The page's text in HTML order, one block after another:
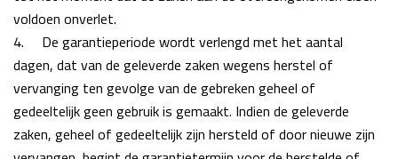
voldoen onverlet.
4.
De garantieperiode wordt verlengd met het aantal
dagen, dat van de geleverde zaken wegens herstel of
vervanging ten gevolge van de gebreken geheel of
gedeeltelijk geen gebruik is gemaakt. Indien de geleverde
zaken, geheel of gedeeltelijk zijn hersteld of door nieuwe zijn